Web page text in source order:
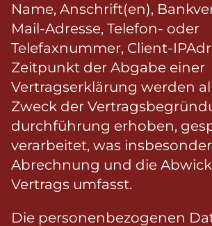
Name, Anschrift(en),
Mail-Adresse, Telefon- oder
Telefaxnummer, Client-
Zeitpunkt der Abgabe einer
Vertragserklärung werden
Zweck der
durchführung erhoben,
verarbeitet, was
Abrechnung und die
Vertrags umfasst.
Die personenbezogenen